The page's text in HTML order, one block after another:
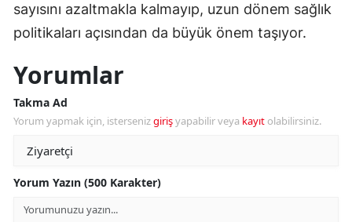
sayısını azaltmakla kalmayıp, uzun dönem sağlık
politikaları açısından da büyük önem taşıyor.
Yorumlar
Takma Ad
Yorum yapmak için, istersenizgirişyapabilir veya kayıt olabilirsiniz.
Yorum Yazın (500 Karakter)